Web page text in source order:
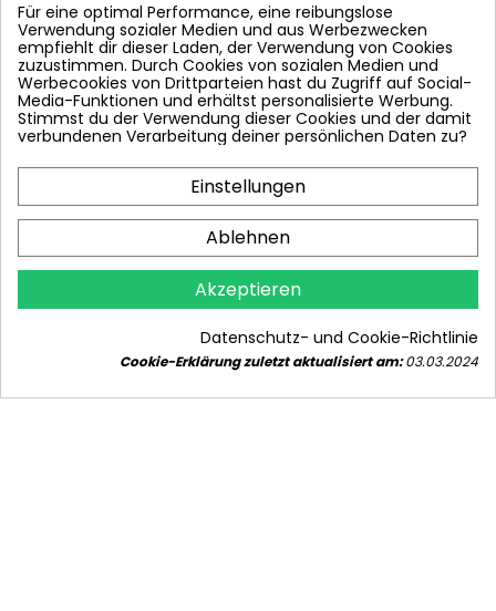
FLÜSSIGE HEIZMEDIEN – WASSER ODER
Gefallen
Sie fragen sich, ob Sie Ihre Installation mit Wasser
Für eine optimal Performance, eine reibungslose
Verwendung sozialer Medien und aus Werbezwecken
empfiehlt dir dieser Laden, der Verwendung von Cookies
zuzustimmen. Durch Cookies von sozialen Medien und
Werbecookies von Drittparteien hast du Zugriff auf Social-
Media-Funktionen und erhältst personalisierte Werbung.
Stimmst du der Verwendung dieser Cookies und der damit
verbundenen Verarbeitung deiner persönlichen Daten zu?
Einstellungen
Ablehnen
Akzeptieren
Datenschutz- und Cookie-Richtlinie
Cookie-Erklärung zuletzt aktualisiert am:03.03.2024